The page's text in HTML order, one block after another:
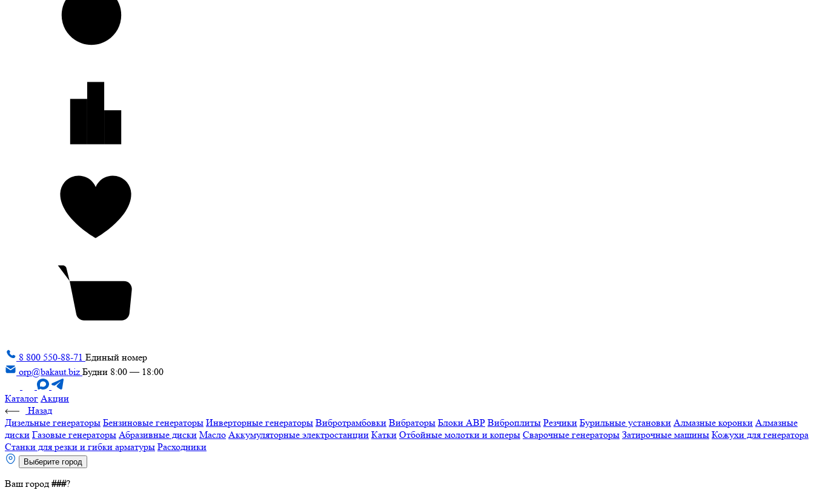
8 800 550-88-71 Единый номер
orp@bakaut.biz Будни 8:00 — 18:00
Каталог Акции
Назад
Дизельные генераторы Бензиновые генераторы Инверторные генераторы Вибротрамбовки Вибраторы Блоки АВР Виброплиты Резчики Бурильные установки Алмазные коронки Алмазные
диски Газовые генераторы Абразивные диски Масло Аккумуляторные электростанции Катки Отбойные молотки и коперы Сварочные генераторы Затирочные машины Кожухи для генератора
Станки для резки и гибки арматуры Расходники
Выберите город
Ваш город ###?